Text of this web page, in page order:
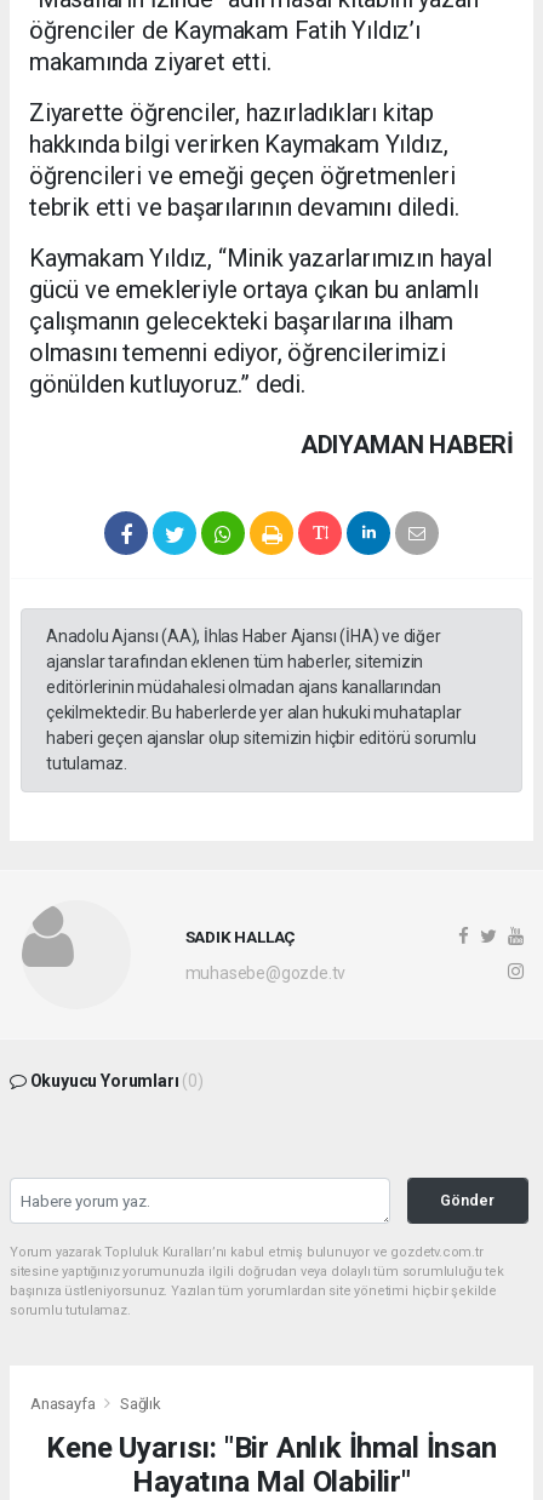
öğrenciler de Kaymakam Fatih Yıldız’ı
makamında ziyaret etti.
Ziyarette öğrenciler, hazırladıkları kitap
hakkında bilgi verirken Kaymakam Yıldız,
öğrencileri ve emeği geçen öğretmenleri
tebrik etti ve başarılarının devamını diledi.
Kaymakam Yıldız, “Minik yazarlarımızın hayal
gücü ve emekleriyle ortaya çıkan bu anlamlı
çalışmanın gelecekteki başarılarına ilham
olmasını temenni ediyor, öğrencilerimizi
gönülden kutluyoruz.” dedi.
ADIYAMAN HABERİ
Anadolu Ajansı (AA), İhlas Haber Ajansı (İHA) ve diğer
ajanslar tarafından eklenen tüm haberler, sitemizin
editörlerinin müdahalesi olmadan ajans kanallarından
çekilmektedir. Bu haberlerde yer alan hukuki muhataplar
haberi geçen ajanslar olup sitemizin hiçbir editörü sorumlu
tutulamaz.
SADIK HALLAÇ
muhasebe@gozde.tv
Okuyucu Yorumları (0)
Gönder
Yorum yazarak Topluluk Kuralları’nı kabul etmiş bulunuyor ve gozdetv.com.tr
sitesine yaptığınız yorumunuzla ilgili doğrudan veya dolaylı tüm sorumluluğu tek
başınıza üstleniyorsunuz. Yazılan tüm yorumlardan site yönetimi hiçbir şekilde
sorumlu tutulamaz.
Anasayfa Sağlık
Kene Uyarısı: "Bir Anlık İhmal İnsan
Hayatına Mal Olabilir"